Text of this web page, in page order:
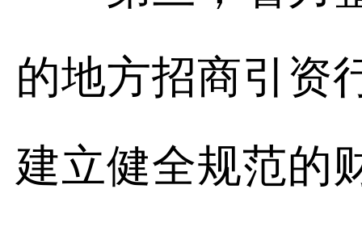
的地方招商引资
建立健全规范的